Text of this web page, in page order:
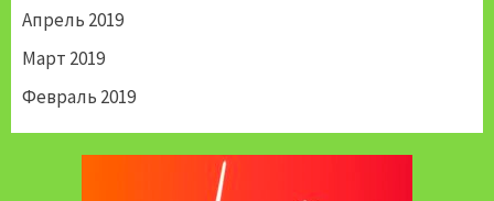
Апрель 2019
Март 2019
Февраль 2019